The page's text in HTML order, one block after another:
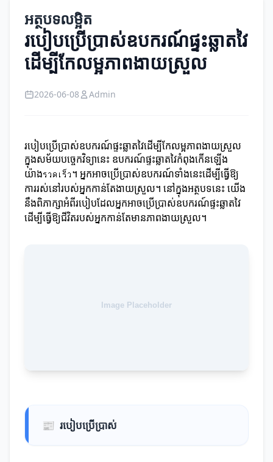
អត្ថបទលម្អិត
របៀបប្រើប្រាស់ឧបករណ៍ផ្ទះឆ្លាតវៃ
ដើម្បីកែលម្អភាពងាយស្រួល
2026-06-08 Admin
របៀបប្រើប្រាស់ឧបករណ៍ផ្ទះឆ្លាតវៃដើម្បីកែលម្អភាពងាយស្រួល
ក្នុងសម័យបច្ចេកវិទ្យានេះ ឧបករណ៍ផ្ទះឆ្លាតវៃកំពុងកើនឡើង
យ៉ាងรวดเร็ว។ អ្នកអាចប្រើប្រាស់ឧបករណ៍ទាំងនេះដើម្បីធ្វើឱ្យ
ការរស់នៅរបស់អ្នកកាន់តែងាយស្រួល។ នៅក្នុងអត្ថបទនេះ យើង
នឹងពិភាក្សាអំពីរបៀបដែលអ្នកអាចប្រើប្រាស់ឧបករណ៍ផ្ទះឆ្លាតវៃ
ដើម្បីធ្វើឱ្យជីវិតរបស់អ្នកកាន់តែមានភាពងាយស្រួល។
📰 របៀបប្រើប្រាស់